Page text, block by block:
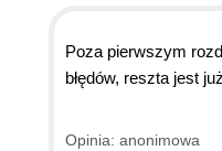
Poza pierwszym
błędów, reszta jest
Opinia: anonimowa